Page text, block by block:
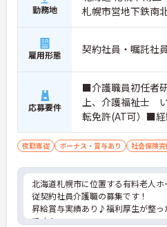
勤務地
札幌市営地下鉄南
雇用形態 契約社員・嘱託社員
応募要件
■介護職員初任者
上、介護福祉士
転免許(AT可）■
夜勤専従 ボーナス・賞与あり 社会保険
北海道札幌市に位置する有料老人
従契約社員介護職の募集です！
昇給賞与実績あり♪福利厚生が整っ
です！